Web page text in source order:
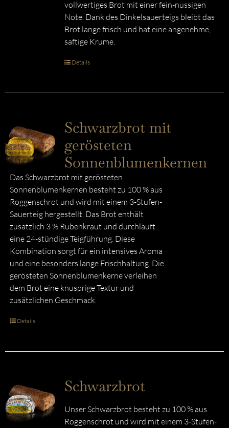
vollwertiges Brot mit einer fein-nussigen
Note. Dank des Dinkelsauerteigs bleibt das
Brot lange frisch und hat eine angenehme,
saftige Krume.
Details
Schwarzbrot mit
gerösteten
Sonnenblumenkernen
Das Schwarzbrot mit gerösteten
Sonnenblumenkernen besteht zu 100 % aus
Roggenschrot und wird mit einem 3-Stufen-
Sauerteig hergestellt. Das Brot enthält
zusätzlich 3 % Rübenkraut und durchläuft
eine 24-stündige Teigführung. Diese
Kombination sorgt für ein intensives Aroma
und eine besonders lange Frischhaltung. Die
gerösteten Sonnenblumenkerne verleihen
dem Brot eine knusprige Textur und
zusätzlichen Geschmack.
Details
Schwarzbrot
Unser Schwarzbrot besteht zu 100 % aus
Roggenschrot und wird mit einem 3-Stufen-